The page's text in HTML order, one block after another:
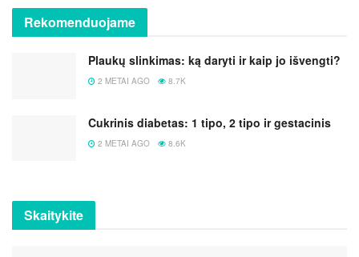
Rekomenduojame
Plaukų slinkimas: ką daryti ir kaip jo išvengti?
2 METAI AGO 8.7K
Cukrinis diabetas: 1 tipo, 2 tipo ir gestacinis
2 METAI AGO 8.6K
Skaitykite